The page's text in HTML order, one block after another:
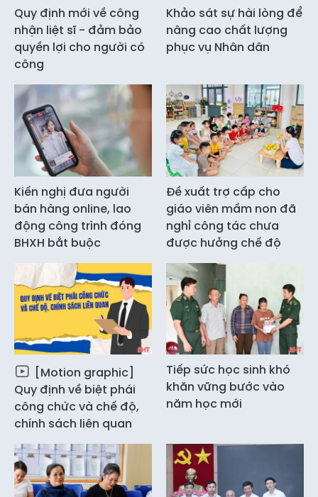
Quy định mới về công
nhận liệt sĩ - đảm bảo
quyền lợi cho người có
công
Khảo sát sự hài lòng để
nâng cao chất lượng
phục vụ Nhân dân
Kiến nghị đưa người
bán hàng online, lao
động công trình đóng
BHXH bắt buộc
Đề xuất trợ cấp cho
giáo viên mầm non đã
nghỉ công tác chưa
được hưởng chế độ
[Motion graphic]
Quy định về biệt phái
công chức và chế độ,
chính sách liên quan
Tiếp sức học sinh khó
khăn vững bước vào
năm học mới